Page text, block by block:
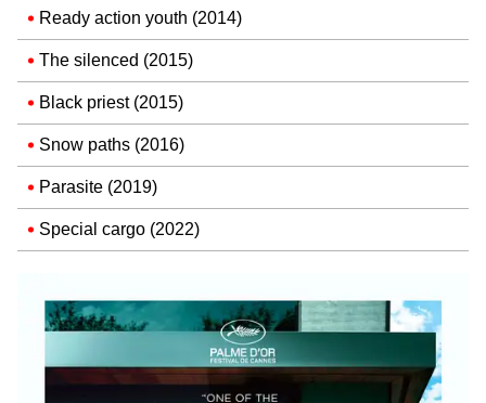
Ready action youth (2014)
The silenced (2015)
Black priest (2015)
Snow paths (2016)
Parasite (2019)
Special cargo (2022)